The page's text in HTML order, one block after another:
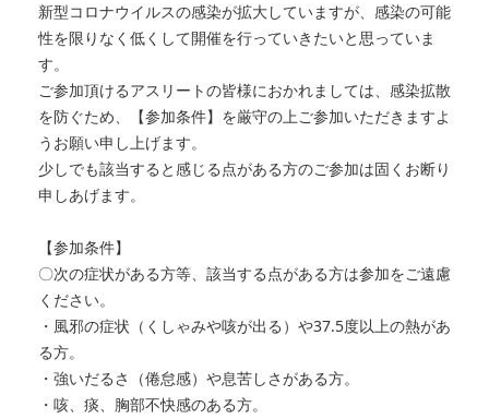
新型コロナウイルスの感染が拡大していますが、感染の可能
性を限りなく低くして開催を行っていきたいと思っていま
す。
ご参加頂けるアスリートの皆様におかれましては、感染拡散
を防ぐため、【参加条件】を厳守の上ご参加いただきますよ
うお願い申し上げます。
少しでも該当すると感じる点がある方のご参加は固くお断り
申しあげます。
【参加条件】
〇次の症状がある方等、該当する点がある方は参加をご遠慮
ください。
・風邪の症状（くしゃみや咳が出る）や37.5度以上の熱があ
る方。
・強いだるさ（倦怠感）や息苦しさがある方。
・咳、痰、胸部不快感のある方。